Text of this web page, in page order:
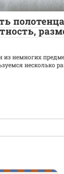
из немногих
несколько